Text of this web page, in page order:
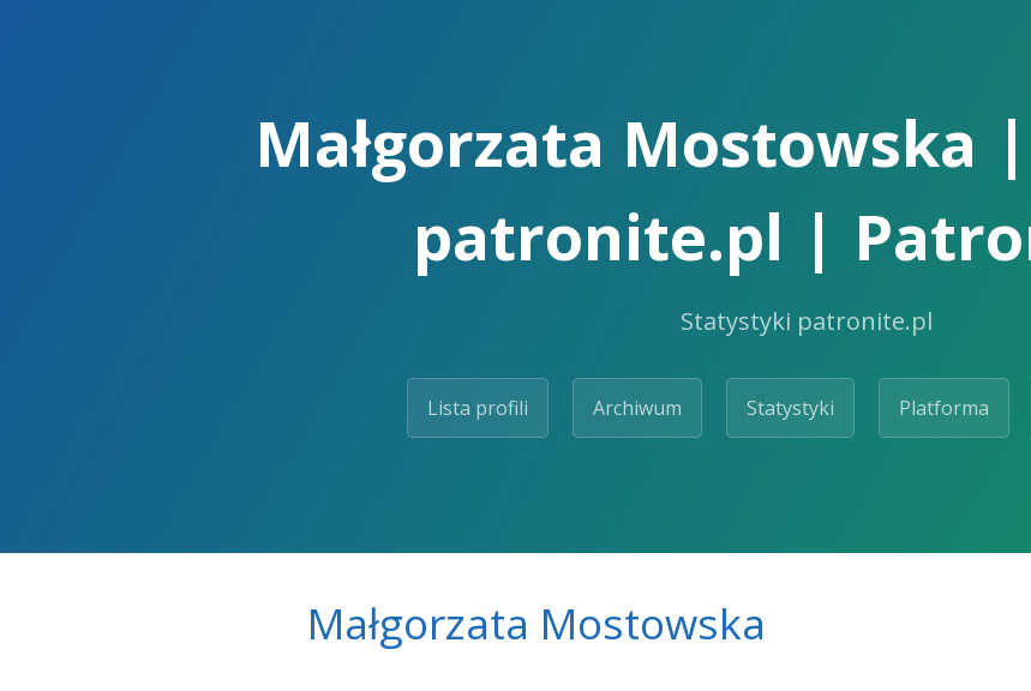
Małgorzata Mostowska
patronite.pl |
Statystyki patronite.pl
Lista profili Archiwum Statystyki Platforma
Małgorzata Mostowska